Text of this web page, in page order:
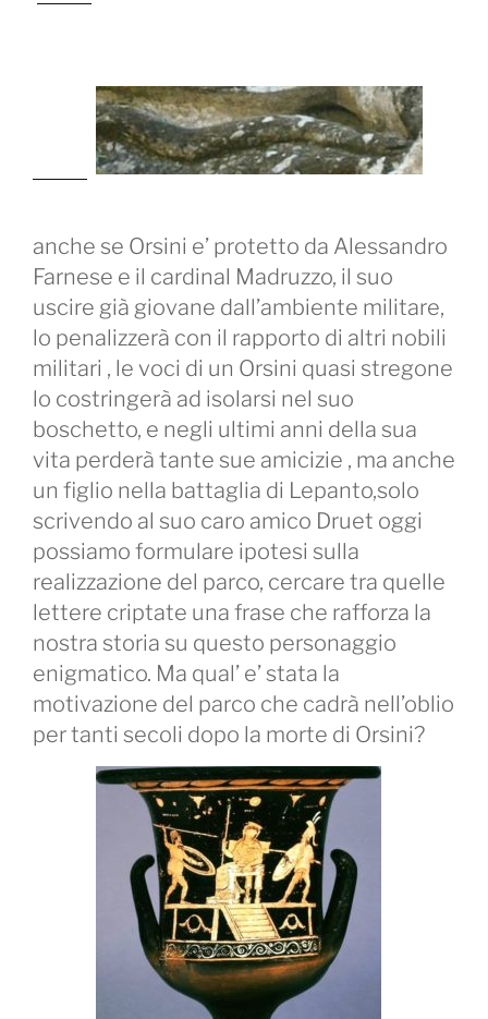
anche se Orsini e’ protetto da Alessandro
Farnese e il cardinal Madruzzo, il suo
uscire già giovane dall’ambiente militare,
lo penalizzerà con il rapporto di altri nobili
militari , le voci di un Orsini quasi stregone
lo costringerà ad isolarsi nel suo
boschetto, e negli ultimi anni della sua
vita perderà tante sue amicizie , ma anche
un figlio nella battaglia di Lepanto,solo
scrivendo al suo caro amico Druet oggi
possiamo formulare ipotesi sulla
realizzazione del parco, cercare tra quelle
lettere criptate una frase che rafforza la
nostra storia su questo personaggio
enigmatico. Ma qual’ e’ stata la
motivazione del parco che cadrà nell’oblio
per tanti secoli dopo la morte di Orsini?